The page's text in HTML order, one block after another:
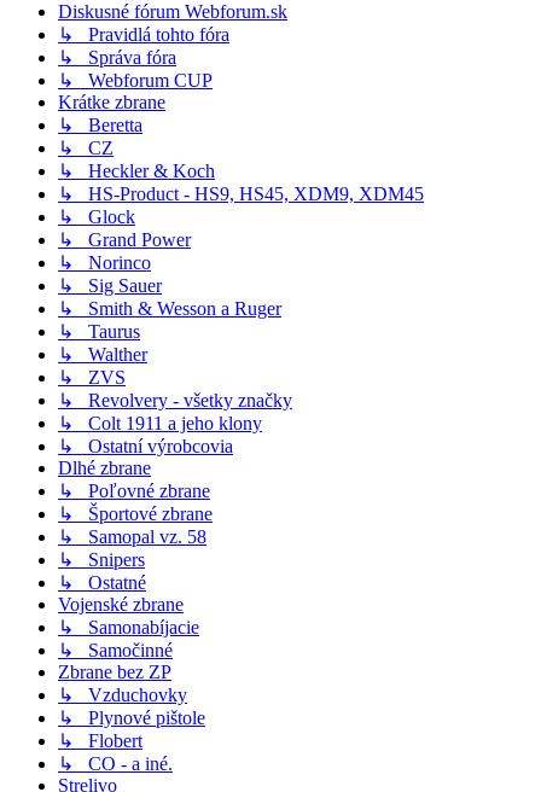
Diskusné fórum Webforum.sk
↳ Pravidlá tohto fóra
↳ Správa fóra
↳ Webforum CUP
Krátke zbrane
↳ Beretta
↳ CZ
↳ Heckler & Koch
↳ HS-Product - HS9, HS45, XDM9, XDM45
↳ Glock
↳ Grand Power
↳ Norinco
↳ Sig Sauer
↳ Smith & Wesson a Ruger
↳ Taurus
↳ Walther
↳ ZVS
↳ Revolvery - všetky značky
↳ Colt 1911 a jeho klony
↳ Ostatní výrobcovia
Dlhé zbrane
↳ Poľovné zbrane
↳ Športové zbrane
↳ Samopal vz. 58
↳ Snipers
↳ Ostatné
Vojenské zbrane
↳ Samonabíjacie
↳ Samočinné
Zbrane bez ZP
↳ Vzduchovky
↳ Plynové pištole
↳ Flobert
↳ CO - a iné.
Strelivo